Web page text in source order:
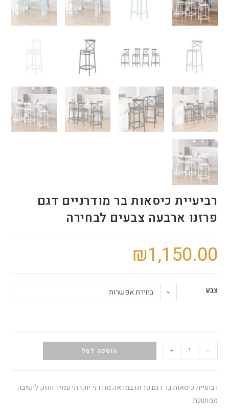
רביעיית כיסאות בר מודרניים דגם
פרזנו ארבעה צבעים לבחירה
₪1,150.00
צבע בחירת אפשרות
-
+ הוספה לסל
רביעיית כיסאות בר דגם פרזנו במראה מודרני יוקרתי עמיד וחזק לישיבה
ממושכת